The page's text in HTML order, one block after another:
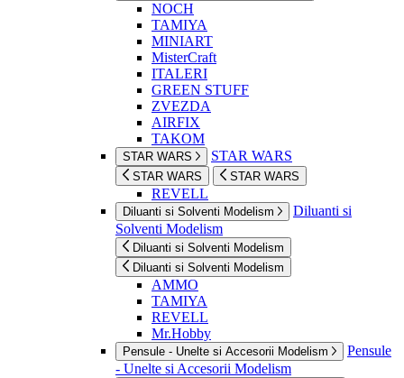
NOCH
TAMIYA
MINIART
MisterCraft
ITALERI
GREEN STUFF
ZVEZDA
AIRFIX
TAKOM
STAR WARS STAR WARS
STAR WARS STAR WARS
REVELL
Diluanti si Solventi Modelism
Diluanti si
Solventi Modelism
Diluanti si Solventi Modelism
Diluanti si Solventi Modelism
AMMO
TAMIYA
REVELL
Mr.Hobby
Pensule - Unelte si Accesorii Modelism
Pensule
- Unelte si Accesorii Modelism